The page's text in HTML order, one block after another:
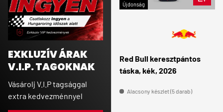
EXKLUZÍV ÁRAK
V.I.P. TAGOKNAK
Vásárolj V.I.P tagsággal
extra kedvezménnyel
Újdonság
Red Bull keresztpántos
táska, kék, 2026
Alacsony készlet (5 darab)